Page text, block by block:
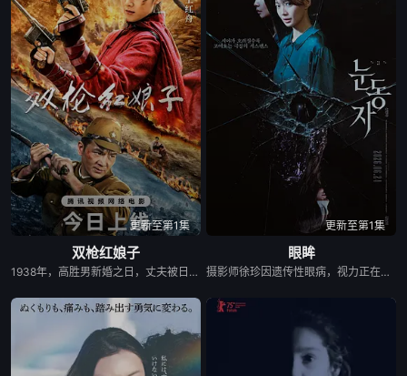
更新至第1集
双枪红娘子
1938年，高胜男新婚之日，丈夫被日军残害，父辈亦遭屠戮。她举枪聚义，屡袭敌寇威震四方，后得八路军指点决心投身革命。日军欲诱杀高胜男，她孤身赴战舍命换乡亲周全。千钧一发间，八路军突袭而至全歼敌寇，高胜男血染沙场，生死未卜……
更新至第1集
眼眸
摄影师徐珍因遗传性眼病，视力正在一天天衰退。双胞胎妹妹徐仁的离奇死亡，被警方定性为自杀，但她笃定其中另有隐情。不顾身边人的劝阻，徐珍顶着逐渐失明的身体状况，执意追查真相。随着调查深入，一股看不见的力量始终如影随形，不断扭曲她的感知，将她拖入恐惧与偏执的深渊。在彻底坠入黑暗之前，她必须揭开妹妹死亡背后的秘密。